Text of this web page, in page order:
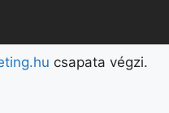
csapata végzi.